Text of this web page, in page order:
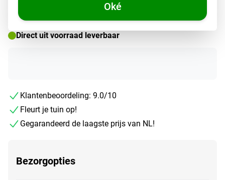
Oké
Direct uit voorraad leverbaar
Klantenbeoordeling: 9.0/10
Fleurt je tuin op!
Gegarandeerd de laagste prijs van NL!
Bezorgopties